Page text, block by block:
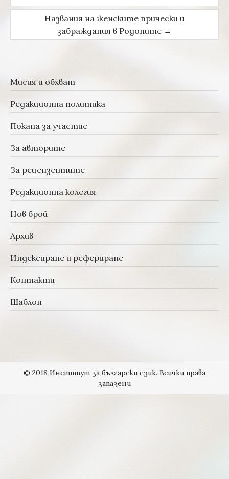
Названия на женските прически и
забраждания в Родопите →
Мисия и обхват
Редакционна политика
Покана за участие
За авторите
За рецензентите
Редакционна колегия
Нов брой
Архив
Индексиране и рефериране
Контакти
Шаблон
© 2018 Институт за български език. Всички права
запазени